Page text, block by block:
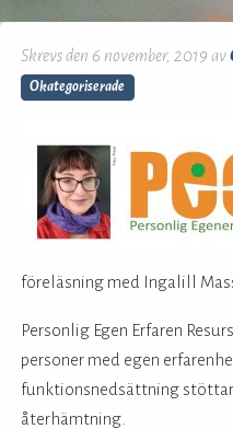
Skrevs den 6 november, 2019 av
Okategoriserade
föreläsning med Ingalill
Personlig Egen Erfaren
personer med egen
funktionsnedsättning
återhämtning.